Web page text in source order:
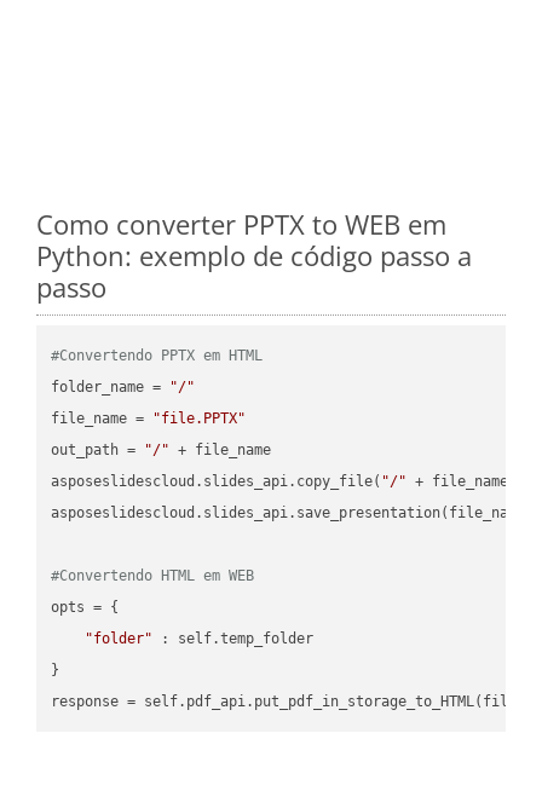
Como converter PPTX to WEB em
Python: exemplo de código passo a
passo
#Convertendo PPTX em HTML
folder_name =
"/"
file_name =
"file.PPTX"
out_path =
"/" + file_name
asposeslidescloud.slides_api.copy_file( "/" + file_name,
#Convertendo HTML em WEB
opts = {
"folder" : self.temp_folder
}